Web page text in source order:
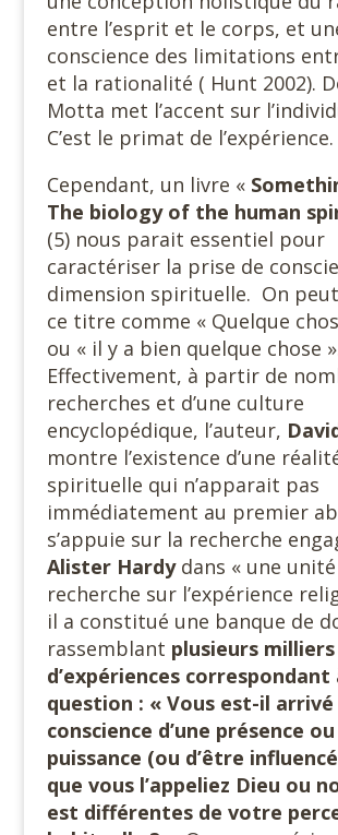
entre l’esprit et le corps, et
conscience des limitations
et la rationalité ( Hunt 2002).
Motta met l’accent sur
C’est le primat de l’expérience.
Cependant, un livre «
The biology of the human
(5) nous parait essentiel pour
caractériser la prise de
dimension spirituelle. On
ce titre comme « Quelque
ou « il y a bien quelque chose
Effectivement, à partir de
recherches et d’une culture
encyclopédique, l’auteur,
montre l’existence d’une
spirituelle qui n’apparait pas
immédiatement au premier
s’appuie sur la recherche
Alister Hardydans « une
recherche sur l’expérience
il a constitué une banque de
rassemblant plusieurs
d’expériences correspondant
question : « Vous est-il arrivé
conscience d’une présence ou
puissance (ou d’être
que vous l’appeliez Dieu ou
est différentes de votre